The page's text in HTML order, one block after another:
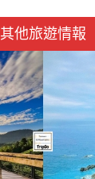
其他旅遊情報